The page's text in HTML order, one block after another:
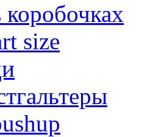
коробочках
size